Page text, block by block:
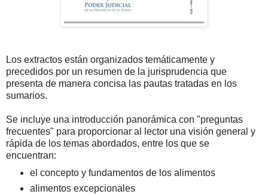
Los extractos están organizados temáticamente y
precedidos por un resumen de la jurisprudencia que
presenta de manera concisa las pautas tratadas en los
sumarios.
Se incluye una introducción panorámica con "preguntas
frecuentes" para proporcionar al lector una visión general y
rápida de los temas abordados, entre los que se
encuentran:
el concepto y fundamentos de los alimentos
alimentos excepcionales